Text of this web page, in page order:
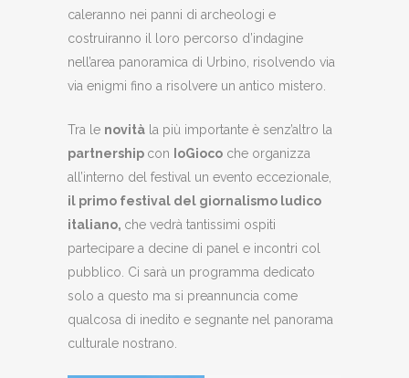
caleranno nei panni di archeologi e
costruiranno il loro percorso d’indagine
nell’area panoramica di Urbino, risolvendo via
via enigmi fino a risolvere un antico mistero.
Tra le novità la più importante è senz’altro la
partnership con IoGioco che organizza
all’interno del festival un evento eccezionale,
il primo festival del giornalismo ludico
italiano, che vedrà tantissimi ospiti
partecipare a decine di panel e incontri col
pubblico. Ci sarà un programma dedicato
solo a questo ma si preannuncia come
qualcosa di inedito e segnante nel panorama
culturale nostrano.